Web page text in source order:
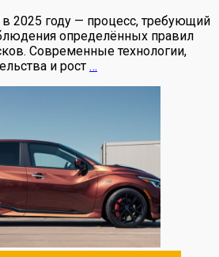
2025 году — процесс, требующий
определённых правил
Современные технологии,
и рост …